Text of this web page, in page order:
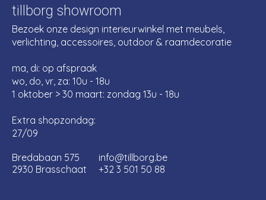
tillborg showroom
Bezoek onze design interieurwinkel met meubels,
verlichting, accessoires, outdoor & raamdecoratie
ma, di: op afspraak
wo, do, vr, za: 10u - 18u
1 oktober > 30 maart: zondag 13u - 18u
Extra shopzondag:
27/09
Bredabaan 575
2930 Brasschaat
info@tillborg.be
+32 3 501 50 88